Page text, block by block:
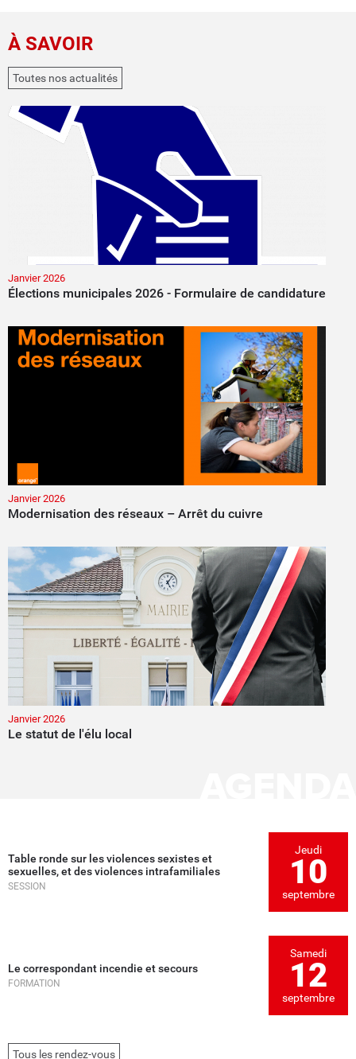
À SAVOIR
Toutes nos actualités
Janvier 2026
Élections municipales 2026 - Formulaire de candidature
Janvier 2026
Modernisation des réseaux – Arrêt du cuivre
Janvier 2026
Le statut de l'élu local
Table ronde sur les violences sexistes et
sexuelles, et des violences intrafamiliales
SESSION
Jeudi
10
septembre
Le correspondant incendie et secours
FORMATION
Samedi
12
septembre
Tous les rendez-vous